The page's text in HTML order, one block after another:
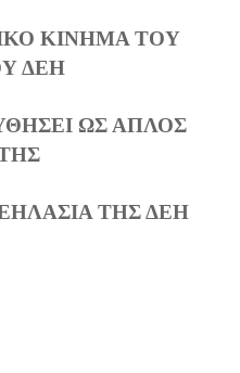
ΚΙΝΗΜΑ ΤΟΥ
ΔΕΗ
ΩΣ ΑΠΛΟΣ
ΤΗΣ ΔΕΗ